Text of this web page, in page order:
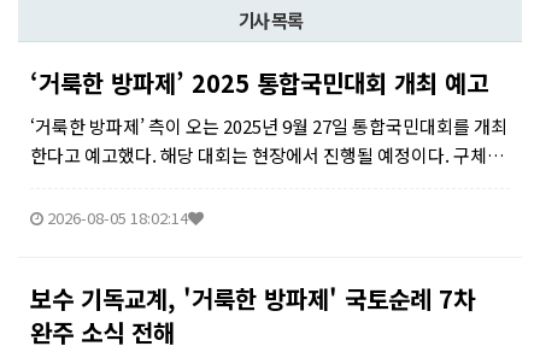
기사 목록
‘거룩한 방파제’ 2025 통합국민대회 개최 예고
‘거룩한 방파제’ 측이 오는 2025년 9월 27일 통합국민대회를 개최
한다고 예고했다. 해당 대회는 현장에서 진행될 예정이다. 구체적
이트 공지사항을 통해 관련 정보를 실시간으로 전달할 계획이라
2026-08-05 18:02:14
보수 기독교계, '거룩한 방파제' 국토순례 7차
완주 소식 전해